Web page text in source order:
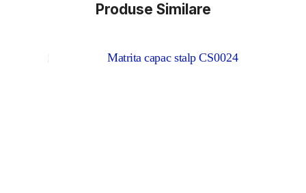
Produse Similare